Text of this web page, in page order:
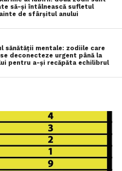
să-și întâlnească sufletul
de sfârșitul anului
sănătății mentale: zodiile care
deconecteze urgent până la
pentru a-și recăpăta echilibrul